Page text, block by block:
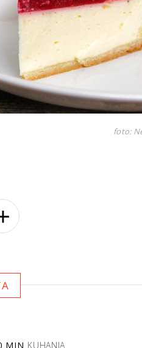
foto:
MIN KUHANJA